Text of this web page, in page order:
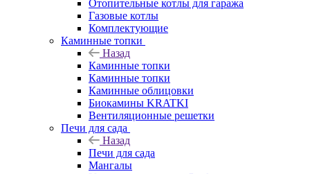
Отопительные котлы для гаража
Газовые котлы
Комплектующие
Каминные топки
Назад
Каминные топки
Каминные топки
Каминные облицовки
Биокамины KRATKI
Вентиляционные решетки
Печи для сада
Назад
Печи для сада
Мангалы